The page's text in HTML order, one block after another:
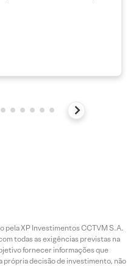
pela XP Investimentos CCTVM S.A.
todas as exigências previstas na
fornecer informações que
própria decisão de investimento, não